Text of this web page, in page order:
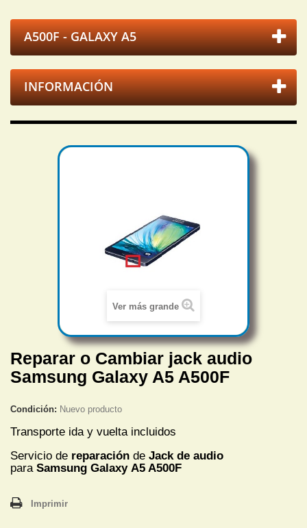
A500F - GALAXY A5
INFORMACIÓN
Ver más grande
Reparar o Cambiar jack audio
Samsung Galaxy A5 A500F
Condición: Nuevo producto
Transporte ida y vuelta incluidos
Servicio de reparación de Jack de audio
para Samsung Galaxy A5 A500F
Imprimir